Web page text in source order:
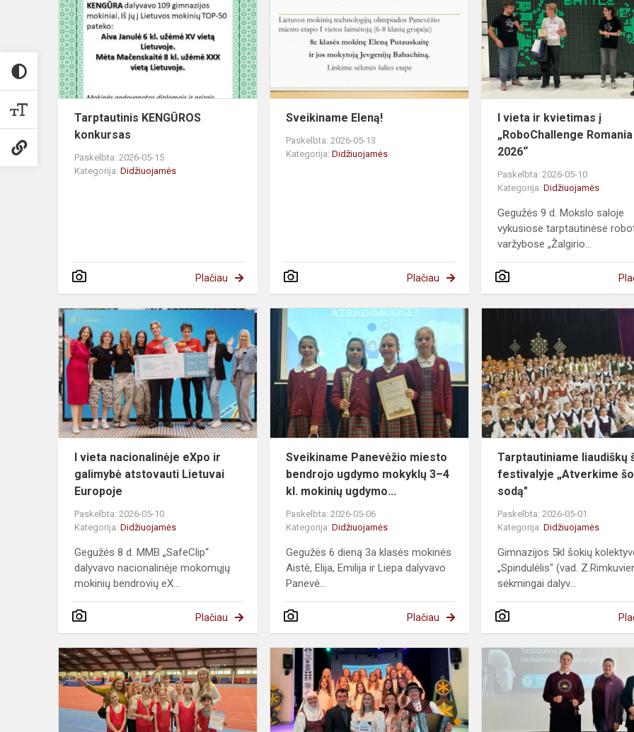
konkursas
Tarptautinis KENGŪROS
konkursas
Paskelbta: 2026-05-15
Kategorija: Didžiuojamės
Plačiau
Sveikiname Eleną!
Paskelbta: 2026-05-13
Kategorija:Didžiuojamės
Plačiau
I vieta ir kvietimas į
„RoboChallenge Romania
2026“
Paskelbta: 2026-05-10
Kategorija:Didžiuojamės
Gegužės 9 d. Mokslo saloje
vykusiose tarptautinėse
varžybose „Žalgirio...
I
nacionalinėje
eXpo
galimybė
atstovauti
Lietuvai...
I vieta nacionalinėje eXpo ir
galimybė atstovauti Lietuvai
Europoje
Paskelbta: 2026-05-10
Kategorija: Didžiuojamės
Gegužės 8 d. MMB „SafeClip“
dalyvavo nacionalinėje mokomųjų
mokinių bendrovių eX...
Plačiau
bendrojo
ugdymo
mokyklų
Sveikiname Panevėžio miesto
bendrojo ugdymo mokyklų 3–4
kl. mokinių ugdymo...
Paskelbta: 2026-05-06
Kategorija:Didžiuojamės
Gegužės 6 dieną 3a klasės mokinės
Aistė, Elija, Emilija ir Liepa dalyvavo
Panevė...
Plačiau
Tarptautiniame liaudiškų
festivalyje „Atverkime
sodą"
Paskelbta: 2026-05-01
Kategorija:Didžiuojamės
Gimnazijos 5kl šokių
„Spindulėlis" (vad.
sėkmingai dalyv...
Sveikiname
Panevėžio
miesto
lengvosios
atletikos
daina
į